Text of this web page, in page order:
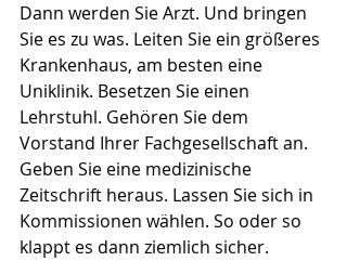
Dann werden Sie Arzt. Und bringen
Sie es zu was. Leiten Sie ein größeres
Krankenhaus, am besten eine
Uniklinik. Besetzen Sie einen
Lehrstuhl. Gehören Sie dem
Vorstand Ihrer Fachgesellschaft an.
Geben Sie eine medizinische
Zeitschrift heraus. Lassen Sie sich in
Kommissionen wählen. So oder so
klappt es dann ziemlich sicher.